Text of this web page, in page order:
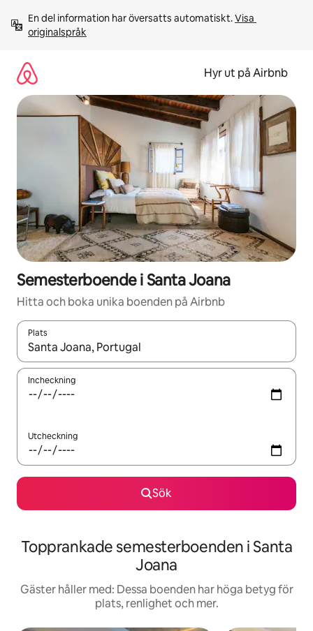
innehåll
En del information har översatts automatiskt. Visa
originalspråk
Hyr ut på Airbnb
Semesterboende i Santa Joana
Hitta och boka unika boenden på Airbnb
Plats
När resultaten är tillgängliga kan du navigera med upp- och
Incheckning
Utcheckning
Sök
Topprankade semesterboenden i Santa
Joana
Gäster håller med: Dessa boenden har höga betyg för
plats, renlighet och mer.